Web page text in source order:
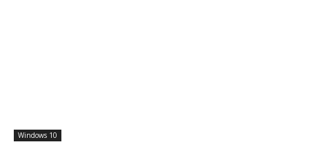
Windows 10